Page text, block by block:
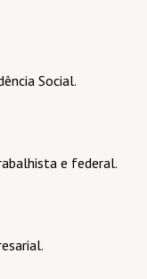
Social.
e federal.